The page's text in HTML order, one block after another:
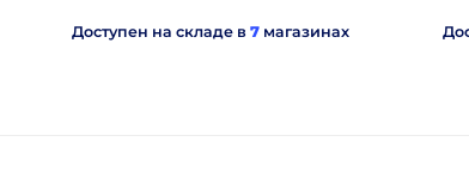
Доступен на складе в 7 магазинах